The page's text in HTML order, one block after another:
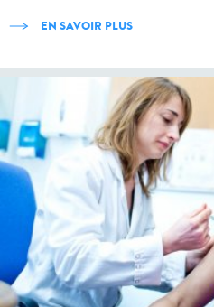
EN SAVOIR PLUS